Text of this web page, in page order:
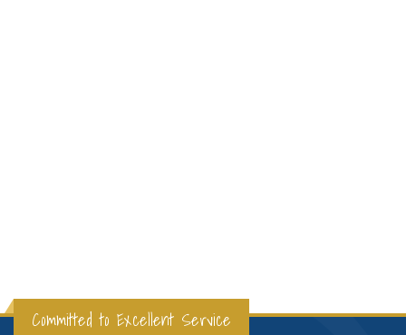
Committed to Excellent Service